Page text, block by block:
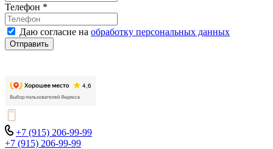
Телефон *
Даю согласие на обработку персональных данных
Отправить
+7 (915) 206-99-99
+7 (915) 206-99-99